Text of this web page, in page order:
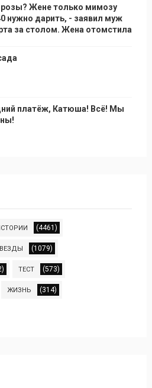
розы? Жене только мимозу
нужно дарить, - заявил муж
за столом. Жена отомстила
платёж, Катюша! Всё! Мы
(4461)
(1079)
ТЕСТ (573)
ЖИЗНЬ (314)